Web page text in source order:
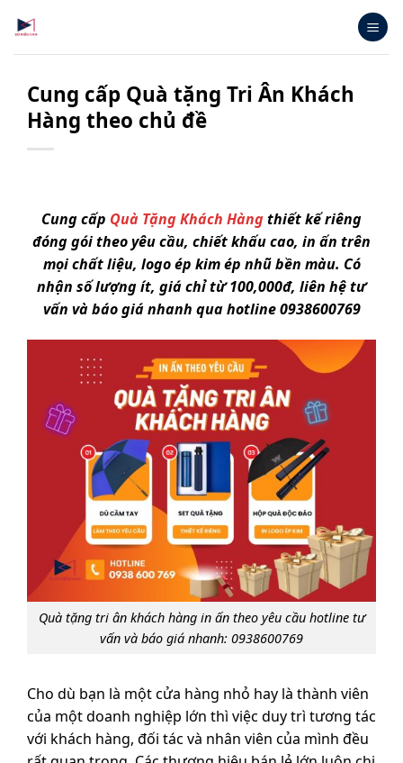
qua
nội
Cung cấp Quà tặng Tri Ân Khách
Hàng theo chủ đề
Cung cấp Quà Tặng Khách Hàngthiết kế riêng
đóng gói theo yêu cầu, chiết khấu cao, in ấn trên
mọi chất liệu, logo ép kim ép nhũ bền màu. Có
nhận số lượng ít, giá chỉ từ 100,000đ, liên hệ tư
vấn và báo giá nhanh qua hotline 0938600769
Quà tặng tri ân khách hàng in ấn theo yêu cầu hotline tư
vấn và báo giá nhanh: 0938600769
Cho dù bạn là một cửa hàng nhỏ hay là thành viên
của một doanh nghiệp lớn thì việc duy trì tương tác
với khách hàng, đối tác và nhân viên của mình đều